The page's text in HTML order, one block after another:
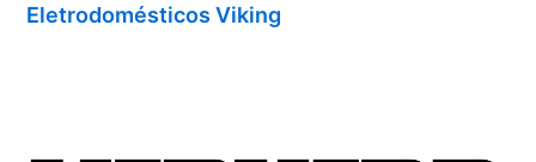
Eletrodomésticos Viking